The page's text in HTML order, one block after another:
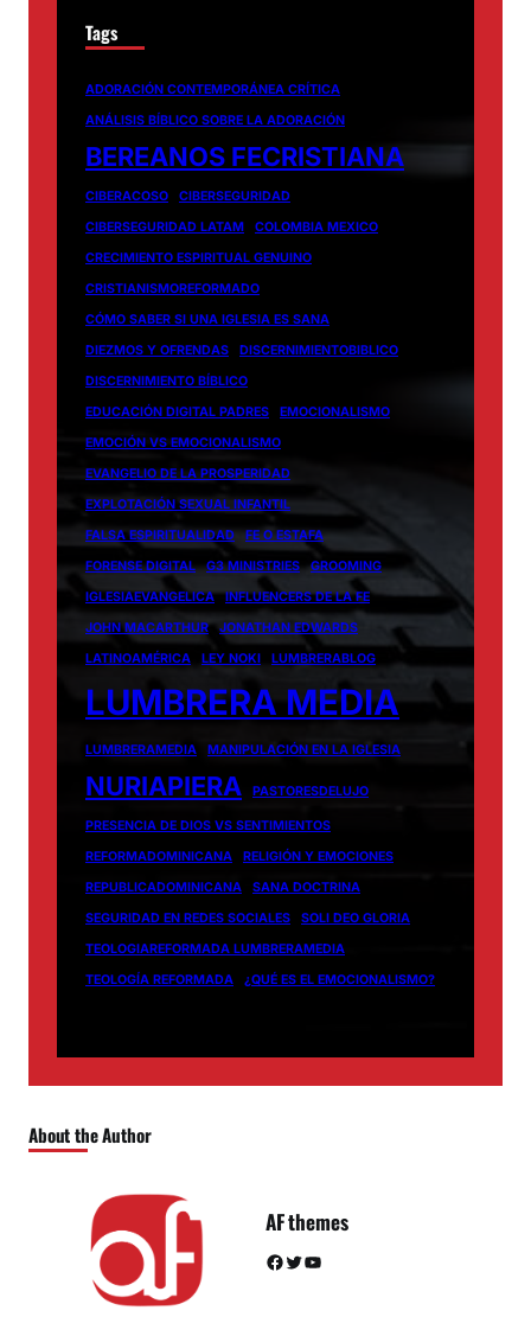
Tags
ADORACIÓN CONTEMPORÁNEA CRÍTICA
ANÁLISIS BÍBLICO SOBRE LA ADORACIÓN
BEREANOS FECRISTIANA
CIBERACOSO
CIBERSEGURIDAD
CIBERSEGURIDAD LATAM
COLOMBIA MEXICO
CRECIMIENTO ESPIRITUAL GENUINO
CRISTIANISMOREFORMADO
CÓMO SABER SI UNA IGLESIA ES SANA
DIEZMOS Y OFRENDAS
DISCERNIMIENTOBIBLICO
DISCERNIMIENTO BÍBLICO
EDUCACIÓN DIGITAL PADRES
EMOCIONALISMO
EMOCIÓN VS EMOCIONALISMO
EVANGELIO DE LA PROSPERIDAD
EXPLOTACIÓN SEXUAL INFANTIL
FALSA ESPIRITUALIDAD
FE O ESTAFA
FORENSE DIGITAL
G3 MINISTRIES
GROOMING
IGLESIAEVANGELICA
INFLUENCERS DE LA FE
JOHN MACARTHUR
JONATHAN EDWARDS
LATINOAMÉRICA
LEY NOKI LUMBRERABLOG
LUMBRERA MEDIA
LUMBRERAMEDIA MANIPULACIÓN EN LA IGLESIA
NURIAPIERA PASTORESDELUJO
PRESENCIA DE DIOS VS SENTIMIENTOS
REFORMADOMINICANA
RELIGIÓN Y EMOCIONES
REPUBLICADOMINICANA
SANA DOCTRINA
SEGURIDAD EN REDES SOCIALES
SOLI DEO GLORIA
TEOLOGIAREFORMADA LUMBRERAMEDIA
TEOLOGÍA REFORMADA
¿QUÉ ES EL EMOCIONALISMO?
About the Author
AF themes
Facebook Twitter YouTube